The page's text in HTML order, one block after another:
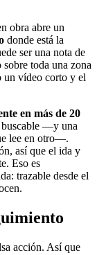
obra abre un
donde está la
ser una nota de
toda una zona
vídeo corto y el
en más de 20
buscable —y una
lee en otro—.
así que el ida y
Eso es
trazable desde el
acción. Así que